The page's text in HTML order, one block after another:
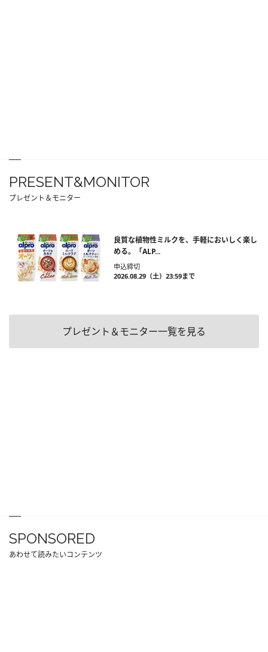
PRESENT&MONITOR
プレゼント＆モニター
良質な植物性ミルクを、手軽においしく楽し
める。「ALP...
申込締切
2026.08.29（土）23:59まで
プレゼント＆モニター一覧を見る
SPONSORED
あわせて読みたいコンテンツ